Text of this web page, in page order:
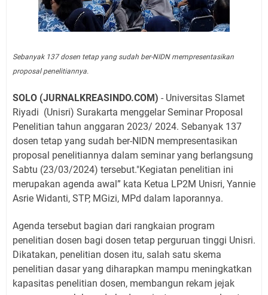
Sebanyak 137 dosen tetap yang sudah ber-NIDN mempresentasikan
proposal penelitiannya.
SOLO (JURNALKREASINDO.COM) - Universitas Slamet
Riyadi (Unisri) Surakarta menggelar Seminar Proposal
Penelitian tahun anggaran 2023/ 2024. Sebanyak 137
dosen tetap yang sudah ber-NIDN mempresentasikan
proposal penelitiannya dalam seminar yang berlangsung
Sabtu (23/03/2024) tersebut."Kegiatan penelitian ini
merupakan agenda awal” kata Ketua LP2M Unisri, Yannie
Asrie Widanti, STP, MGizi, MPd dalam laporannya.
Agenda tersebut bagian dari rangkaian program
penelitian dosen bagi dosen tetap perguruan tinggi Unisri.
Dikatakan, penelitian dosen itu, salah satu skema
penelitian dasar yang diharapkan mampu meningkatkan
kapasitas penelitian dosen, membangun rekam jejak